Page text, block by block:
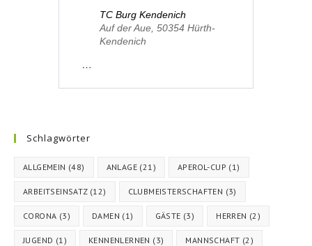
TC Burg Kendenich
Auf der Aue, 50354 Hürth-
Kendenich
…
Schlagwörter
ALLGEMEIN (48) ANLAGE (21) APEROL-CUP (1)
ARBEITSEINSATZ(12) CLUBMEISTERSCHAFTEN (3)
CORONA (3) DAMEN (1) GÄSTE (3) HERREN (2)
JUGEND (1) KENNENLERNEN (3) MANNSCHAFT (2)